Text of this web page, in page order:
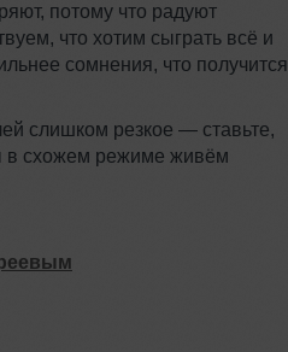
потому что радуют
что хотим сыграть всё и
сомнения, что получится
слишком резкое — ставьте,
в схожем режиме живём